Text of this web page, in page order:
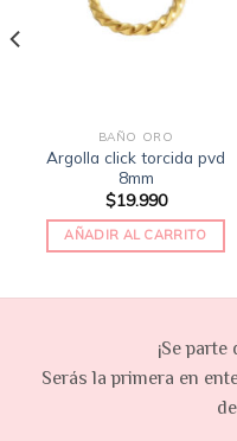
BAÑO ORO
Argolla click torcida pvd
8mm
$19.990
AÑADIR AL CARRITO
¡Se parte
Serás la primera en